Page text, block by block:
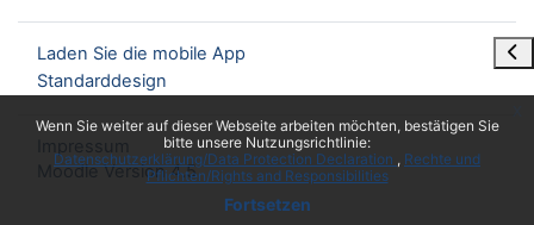
Wenn Sie weiter auf dieser Webseite arbeiten möchten, bestätigen Sie
bitte unsere Nutzungsrichtlinie:
Datenschutzerklärung/Data Protection Declaration
Rechte und
Pflichten/Rights and Responsibilities
Fortsetzen
Laden Sie die mobile App
Standarddesign
Moodle Version 4.5